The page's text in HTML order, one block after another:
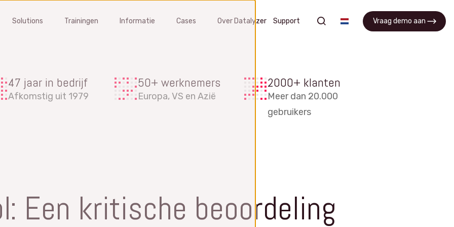
FMEA
problemen en verminder
MSA
Beheer gages en leveranciers en
APQP
Manage APQP processen, projecten
en verbeter samenwerking tussen
Solutions Trainingen Informatie Cases Over Datalyzer Support Vraag demo aan
47 jaar in bedrijf
Afkomstig uit 1979
50+ werknemers
Europa, VS en Azië
2000+ klanten
Meer dan 20.000
gebruikers
Een kritische beoordeling